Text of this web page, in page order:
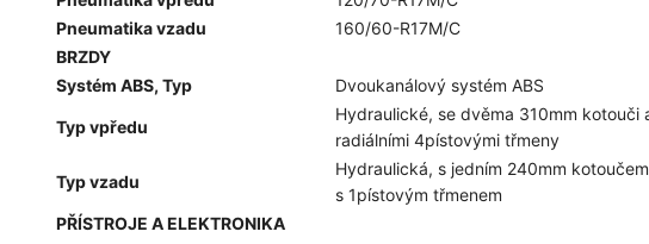
Pneumatika vzadu
160/60-R17M/C
BRZDY
Systém ABS, Typ
Dvoukanálový systém ABS
Typ vpředu
Hydraulické, se dvěma 310mm kotouči
radiálními 4pístovými třmeny
Typ vzadu
Hydraulická, s jedním 240mm
s 1pístovým třmenem
PŘÍSTROJE A ELEKTRONIKA